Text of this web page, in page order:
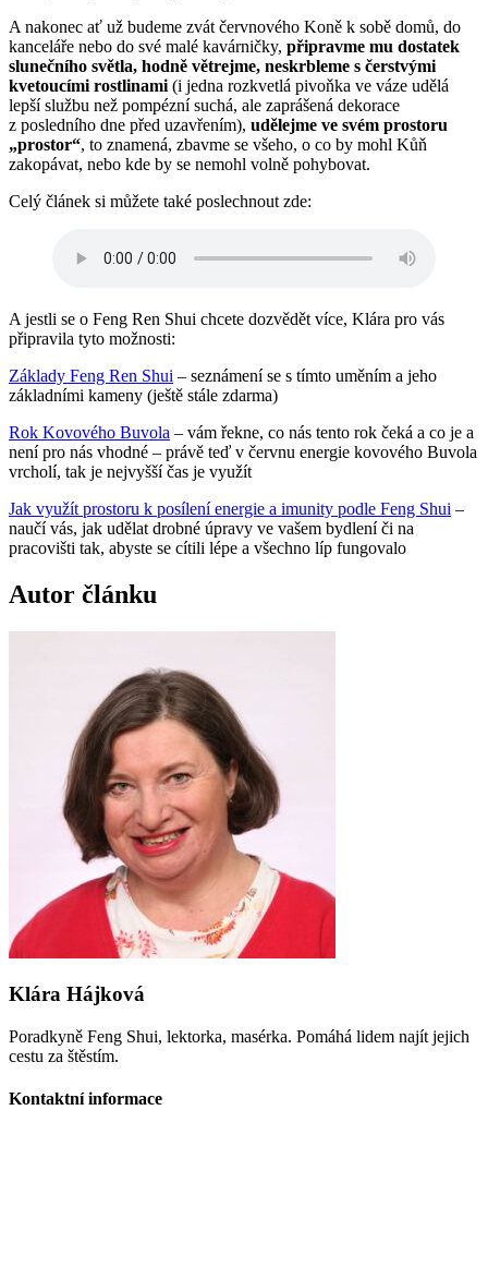
A nakonec ať už budeme zvát červnového Koně k sobě domů, do
kanceláře nebo do své malé kavárničky, připravme mu dostatek
slunečního světla, hodně větrejme, neskrbleme s čerstvými
kvetoucími rostlinami (i jedna rozkvetlá pivoňka ve váze udělá
lepší službu než pompézní suchá, ale zaprášená dekorace
z posledního dne před uzavřením), udělejme ve svém prostoru
„prostor“, to znamená, zbavme se všeho, o co by mohl Kůň
zakopávat, nebo kde by se nemohl volně pohybovat.
Celý článek si můžete také poslechnout zde:
A jestli se o Feng Ren Shui chcete dozvědět více, Klára pro vás
připravila tyto možnosti:
Základy Feng Ren Shui – seznámení se s tímto uměním a jeho
základními kameny (ještě stále zdarma)
Rok Kovového Buvola – vám řekne, co nás tento rok čeká a co je a
není pro nás vhodné – právě teď v červnu energie kovového Buvola
vrcholí, tak je nejvyšší čas je využít
Jak využít prostoru k posílení energie a imunity podle Feng Shui –
naučí vás, jak udělat drobné úpravy ve vašem bydlení či na
pracovišti tak, abyste se cítili lépe a všechno líp fungovalo
Autor článku
Klára Hájková
Poradkyně Feng Shui, lektorka, masérka. Pomáhá lidem najít jejich
cestu za štěstím.
Kontaktní informace